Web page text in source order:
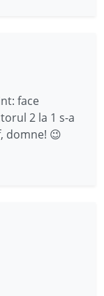
face
2 la 1 s-a
domne! 😉